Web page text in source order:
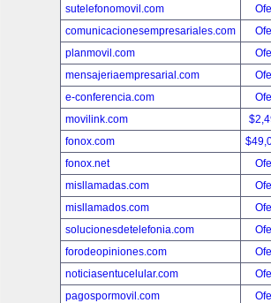
sutelefonomovil.com
comunicacionesempresariales.com
planmovil.com
mensajeriaempresarial.com
e-conferencia.com
movilink.com
fonox.com
fonox.net
misllamadas.com
misllamados.com
solucionesdetelefonia.com
forodeopiniones.com
noticiasentucelular.com
pagospormovil.com